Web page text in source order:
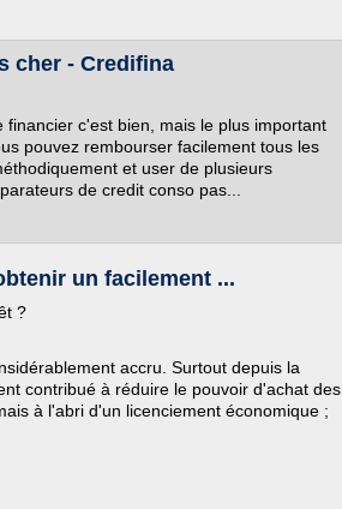
cher - Credifina
c'est bien, mais le plus important
pouvez rembourser facilement tous les
et user de plusieurs
de credit conso pas...
un facilement ...
?
accru. Surtout depuis la
contribué à réduire le pouvoir d'achat des
à l'abri d'un licenciement économique ;